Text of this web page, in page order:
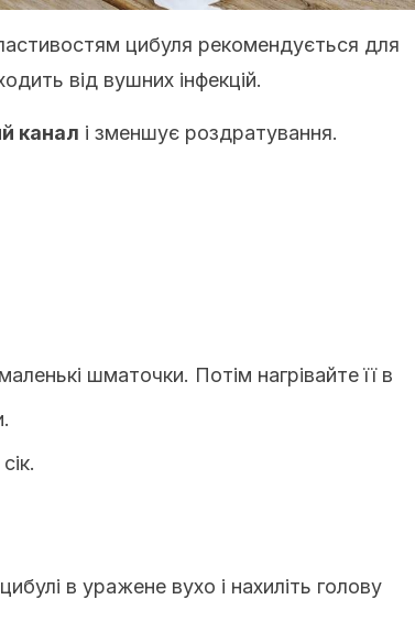
цибуля рекомендується для
від вушних інфекцій.
канал і зменшує роздратування.
шматочки. Потім нагрівайте її в
в уражене вухо і нахиліть голову